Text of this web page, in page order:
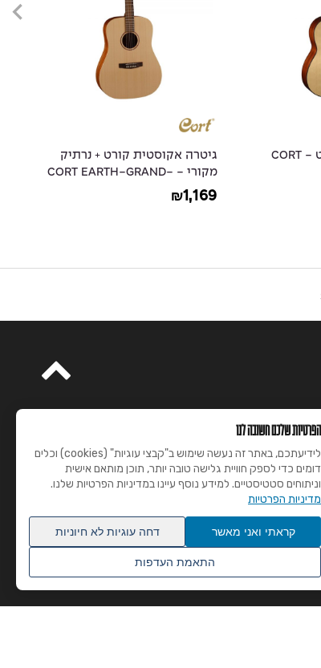
גיטרה קלאסית קורט - CORT
גיטרה אקוסטית קורט + נרתיק
מקורי - CORT EARTH-GRAND-
OP
₪1,169
הפרטיות שלכם חשובה לנו
לידיעתכם, באתר זה נעשה שימוש ב"קבצי עוגיות" (cookies) וכלים
דומים כדי לספק חוויית גלישה טובה יותר, תוכן מותאם אישית
וניתוחים סטטיסטיים. למידע נוסף עיינו במדיניות הפרטיות שלנו.
מדיניות הפרטיות
קראתי ואני מאשר דחה עוגיות לא חיוניות
התאמת העדפות